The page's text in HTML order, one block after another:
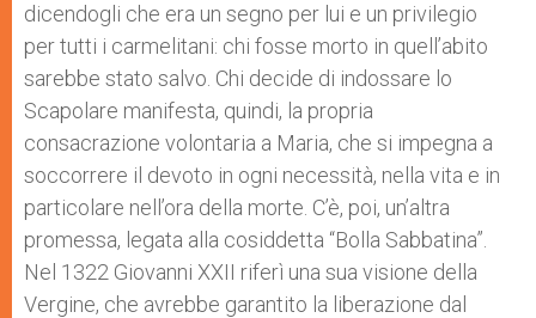
dicendogli che era un segno per lui e un privilegio
per tutti i carmelitani: chi fosse morto in quell’abito
sarebbe stato salvo. Chi decide di indossare lo
Scapolare manifesta, quindi, la propria
consacrazione volontaria a Maria, che si impegna a
soccorrere il devoto in ogni necessità, nella vita e in
particolare nell’ora della morte. C’è, poi, un’altra
promessa, legata alla cosiddetta “Bolla Sabbatina”.
Nel 1322 Giovanni XXII riferì una sua visione della
Vergine, che avrebbe garantito la liberazione dal